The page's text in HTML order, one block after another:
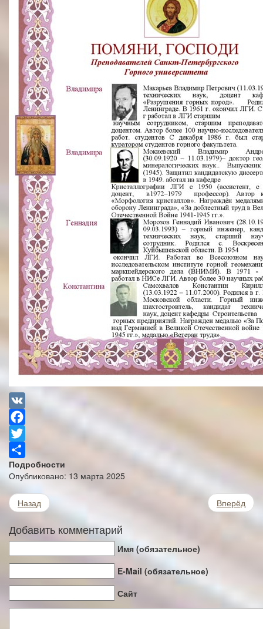
VK
Facebook
Twitter
Share
Подробности
Опубликовано: 13 марта 2025
Назад Вперёд
Добавить комментарий
Имя (обязательное)
E-Mail (обязательное)
Сайт